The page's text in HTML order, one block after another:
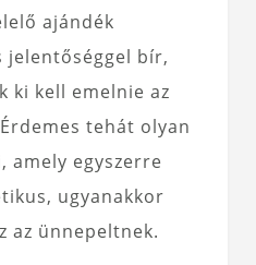
ajándék
jelentőséggel bír,
ki kell emelnie az
tehát olyan
amely egyszerre
ugyanakkor
az ünnepeltnek.